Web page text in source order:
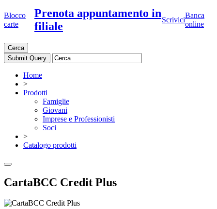
Blocco
carte
Prenota appuntamento in
filiale
Scrivici
Banca
online
Cerca
Home
>
Prodotti
Famiglie
Giovani
Imprese e Professionisti
Soci
>
Catalogo prodotti
CartaBCC Credit Plus